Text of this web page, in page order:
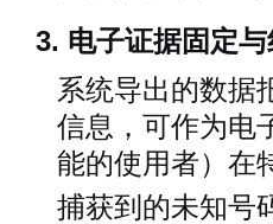
3. 电子证据固定
系统导出的数据
信息，可作为电
能的使用者）在
捕获到的未知号